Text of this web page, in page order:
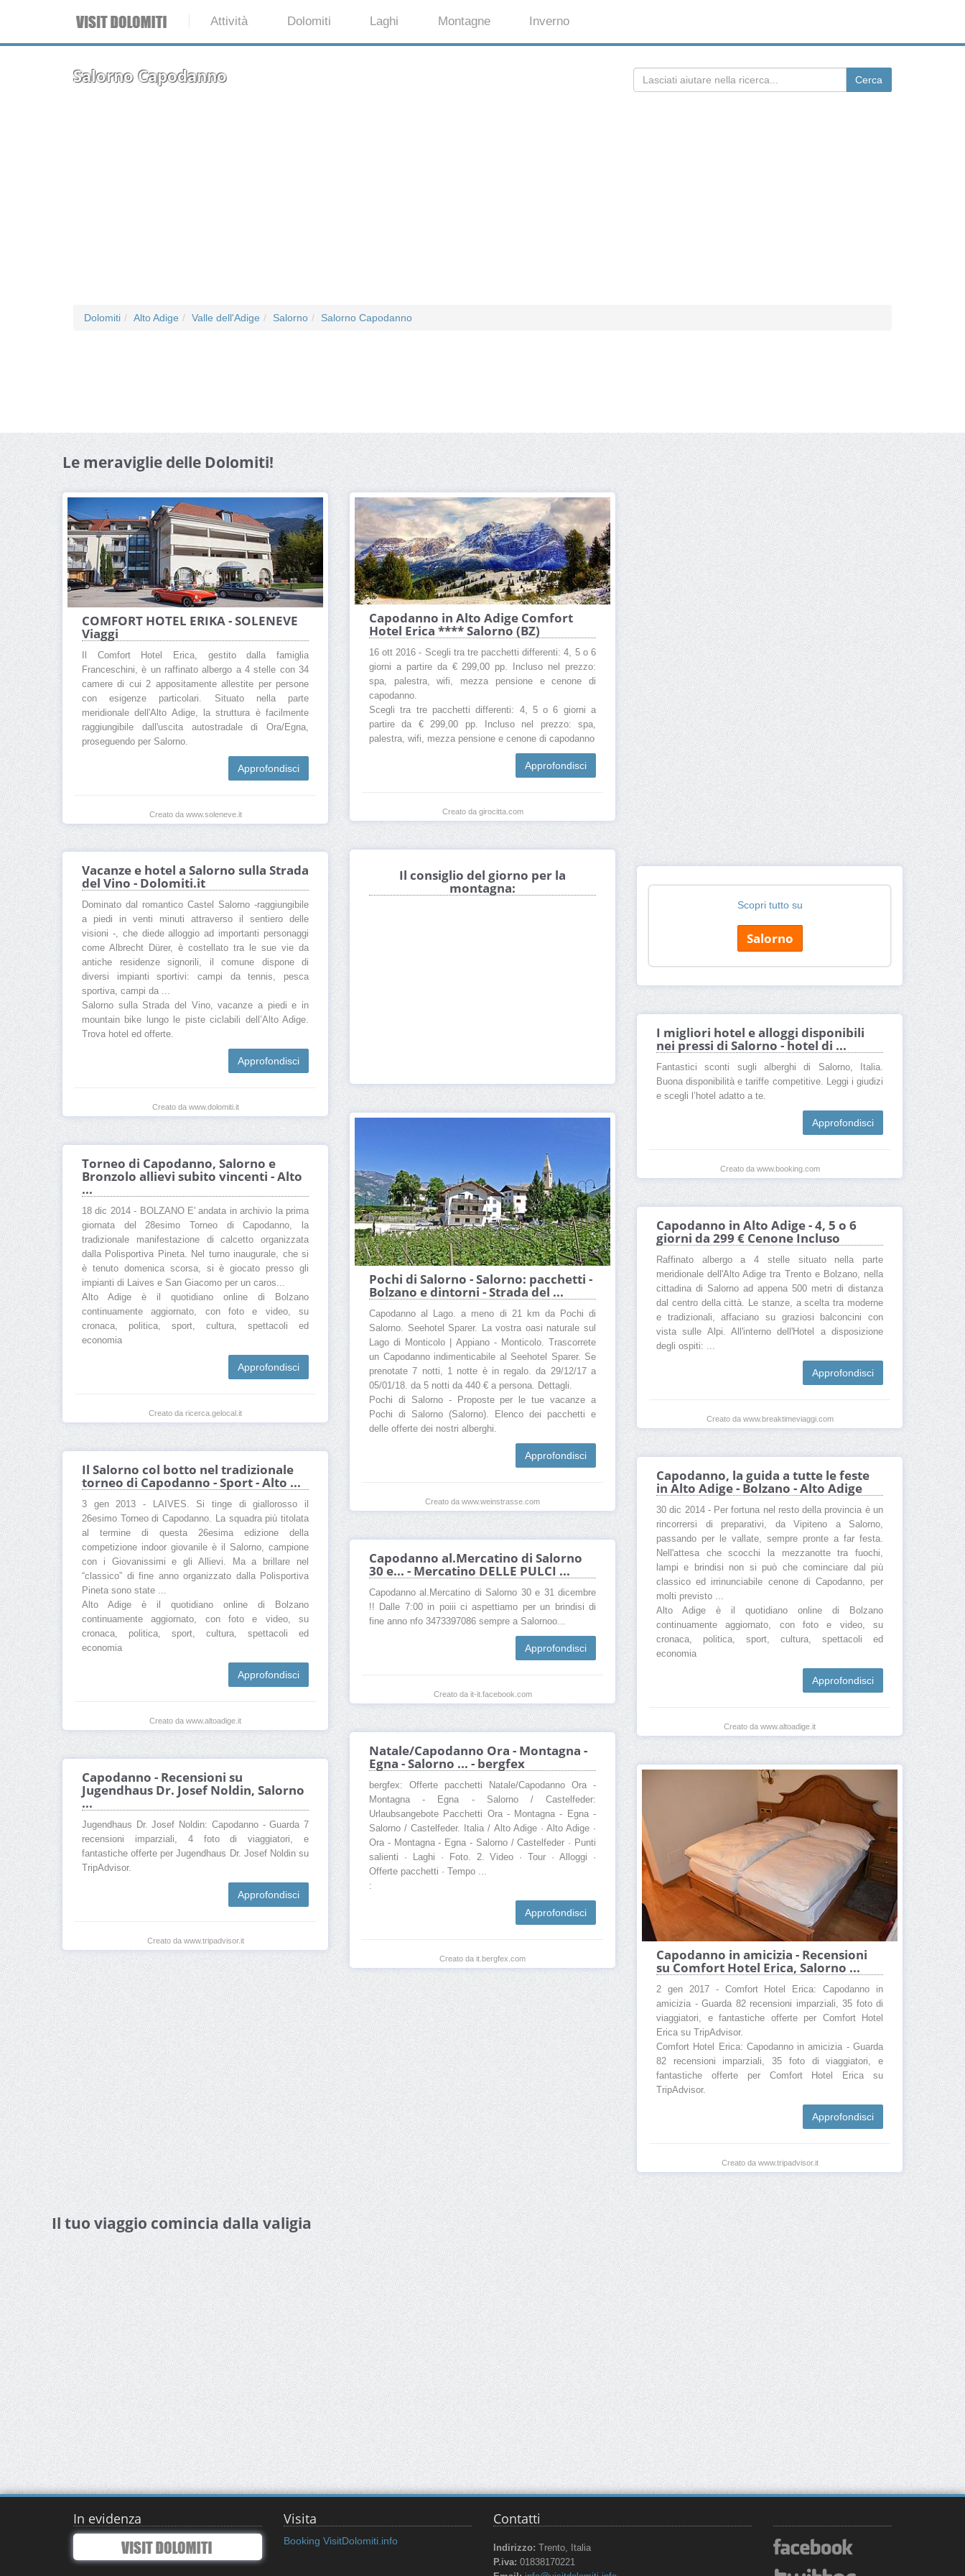
Attività Dolomiti Laghi Montagne Inverno
Salorno Capodanno
Dolomiti Alto Adige Valle dell'Adige Salorno Salorno Capodanno
Le meraviglie delle Dolomiti!
COMFORT HOTEL ERIKA - SOLENEVE
Viaggi
Il Comfort Hotel Erica, gestito dalla famiglia
Franceschini, è un raffinato albergo a 4 stelle con 34
camere di cui 2 appositamente allestite per persone
con esigenze particolari. Situato nella parte
meridionale dell'Alto Adige, la struttura è facilmente
raggiungibile dall'uscita autostradale di Ora/Egna,
proseguendo per Salorno.
Approfondisci
Creato da www.soleneve.it
Capodanno in Alto Adige Comfort
Hotel Erica **** Salorno (BZ)
16 ott 2016 - Scegli tra tre pacchetti differenti: 4, 5 o 6
giorni a partire da € 299,00 pp. Incluso nel prezzo:
spa, palestra, wifi, mezza pensione e cenone di
capodanno.
Scegli tra tre pacchetti differenti: 4, 5 o 6 giorni a
partire da € 299,00 pp. Incluso nel prezzo: spa,
palestra, wifi, mezza pensione e cenone di capodanno
Approfondisci
Creato da girocitta.com
Scopri tutto su
Salorno
Il consiglio del giorno per la
montagna:
Vacanze e hotel a Salorno sulla Strada
del Vino - Dolomiti.it
Dominato dal romantico Castel Salorno -raggiungibile
a piedi in venti minuti attraverso il sentiero delle
visioni -, che diede alloggio ad importanti personaggi
come Albrecht Dürer, è costellato tra le sue vie da
antiche residenze signorili, il comune dispone di
diversi impianti sportivi: campi da tennis, pesca
sportiva, campi da ...
Salorno sulla Strada del Vino, vacanze a piedi e in
mountain bike lungo le piste ciclabili dell’Alto Adige.
Trova hotel ed offerte.
Approfondisci
Creato da www.dolomiti.it
I migliori hotel e alloggi disponibili
nei pressi di Salorno - hotel di ...
Fantastici sconti sugli alberghi di Salorno, Italia.
Buona disponibilità e tariffe competitive. Leggi i giudizi
e scegli l’hotel adatto a te.
Approfondisci
Creato da www.booking.com
Pochi di Salorno - Salorno: pacchetti -
Bolzano e dintorni - Strada del ...
Capodanno al Lago. a meno di 21 km da Pochi di
Salorno. Seehotel Sparer. La vostra oasi naturale sul
Lago di Monticolo | Appiano - Monticolo. Trascorrete
un Capodanno indimenticabile al Seehotel Sparer. Se
prenotate 7 notti, 1 notte è in regalo. da 29/12/17 a
05/01/18. da 5 notti da 440 € a persona. Dettagli.
Pochi di Salorno - Proposte per le tue vacanze a
Pochi di Salorno (Salorno). Elenco dei pacchetti e
delle offerte dei nostri alberghi.
Approfondisci
Creato da www.weinstrasse.com
Torneo di Capodanno, Salorno e
Bronzolo allievi subito vincenti - Alto
...
18 dic 2014 - BOLZANO E' andata in archivio la prima
giornata del 28esimo Torneo di Capodanno, la
tradizionale manifestazione di calcetto organizzata
dalla Polisportiva Pineta. Nel turno inaugurale, che si
è tenuto domenica scorsa, si è giocato presso gli
impianti di Laives e San Giacomo per un caros...
Alto Adige è il quotidiano online di Bolzano
continuamente aggiornato, con foto e video, su
cronaca, politica, sport, cultura, spettacoli ed
economia
Approfondisci
Creato da ricerca.gelocal.it
Capodanno in Alto Adige - 4, 5 o 6
giorni da 299 € Cenone Incluso
Raffinato albergo a 4 stelle situato nella parte
meridionale dell'Alto Adige tra Trento e Bolzano, nella
cittadina di Salorno ad appena 500 metri di distanza
dal centro della città. Le stanze, a scelta tra moderne
e tradizionali, affaciano su graziosi balconcini con
vista sulle Alpi. All'interno dell'Hotel a disposizione
degli ospiti: ...
Approfondisci
Creato da www.breaktimeviaggi.com
Il Salorno col botto nel tradizionale
torneo di Capodanno - Sport - Alto ...
3 gen 2013 - LAIVES. Si tinge di giallorosso il
26esimo Torneo di Capodanno. La squadra più titolata
al termine di questa 26esima edizione della
competizione indoor giovanile è il Salorno, campione
con i Giovanissimi e gli Allievi. Ma a brillare nel
“classico” di fine anno organizzato dalla Polisportiva
Pineta sono state ...
Alto Adige è il quotidiano online di Bolzano
continuamente aggiornato, con foto e video, su
cronaca, politica, sport, cultura, spettacoli ed
economia
Approfondisci
Creato da www.altoadige.it
Capodanno, la guida a tutte le feste
in Alto Adige - Bolzano - Alto Adige
30 dic 2014 - Per fortuna nel resto della provincia è un
rincorrersi di preparativi, da Vipiteno a Salorno,
passando per le vallate, sempre pronte a far festa.
Nell'attesa che scocchi la mezzanotte tra fuochi,
lampi e brindisi non si può che cominciare dal più
classico ed irrinunciabile cenone di Capodanno, per
molti previsto ...
Alto Adige è il quotidiano online di Bolzano
continuamente aggiornato, con foto e video, su
cronaca, politica, sport, cultura, spettacoli ed
economia
Approfondisci
Creato da www.altoadige.it
Capodanno al.Mercatino di Salorno
30 e... - Mercatino DELLE PULCI ...
Capodanno al.Mercatino di Salorno 30 e 31 dicembre
!! Dalle 7:00 in poiii ci aspettiamo per un brindisi di
fine anno nfo 3473397086 sempre a Salornoo...
Approfondisci
Creato da it-it.facebook.com
Natale/Capodanno Ora - Montagna -
Egna - Salorno ... - bergfex
bergfex: Offerte pacchetti Natale/Capodanno Ora -
Montagna - Egna - Salorno / Castelfeder:
Urlaubsangebote Pacchetti Ora - Montagna - Egna -
Salorno / Castelfeder. Italia / Alto Adige · Alto Adige ·
Ora - Montagna - Egna - Salorno / Castelfeder · Punti
salienti · Laghi · Foto. 2. Video · Tour · Alloggi ·
Offerte pacchetti · Tempo ...
:
Approfondisci
Creato da it.bergfex.com
Capodanno - Recensioni su
Jugendhaus Dr. Josef Noldin, Salorno
...
Jugendhaus Dr. Josef Noldin: Capodanno - Guarda 7
recensioni imparziali, 4 foto di viaggiatori, e
fantastiche offerte per Jugendhaus Dr. Josef Noldin su
TripAdvisor.
Approfondisci
Creato da www.tripadvisor.it
Capodanno in amicizia - Recensioni
su Comfort Hotel Erica, Salorno ...
2 gen 2017 - Comfort Hotel Erica: Capodanno in
amicizia - Guarda 82 recensioni imparziali, 35 foto di
viaggiatori, e fantastiche offerte per Comfort Hotel
Erica su TripAdvisor.
Comfort Hotel Erica: Capodanno in amicizia - Guarda
82 recensioni imparziali, 35 foto di viaggiatori, e
fantastiche offerte per Comfort Hotel Erica su
TripAdvisor.
Approfondisci
Creato da www.tripadvisor.it
Il tuo viaggio comincia dalla valigia
In evidenza Visita
Booking VisitDolomiti.info
Contatti
Indirizzo: Trento, Italia
P.iva: 01838170221